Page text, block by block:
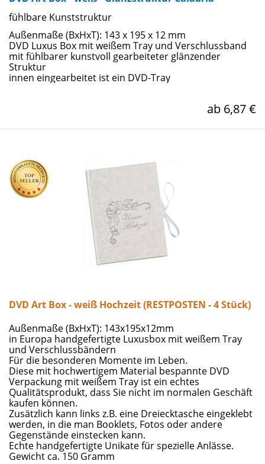
fühlbare Kunststruktur
Außenmaße (BxHxT): 143 x 195 x 12 mm
DVD Luxus Box mit weißem Tray und Verschlussband
mit fühlbarer kunstvoll gearbeiteter glänzender
Struktur
innen eingearbeitet ist ein DVD-Tray
ab 6,87 €
DVD Art Box - weiß Hochzeit (RESTPOSTEN - 4 Stück)
Außenmaße (BxHxT): 143x195x12mm
in Europa handgefertigte Luxusbox mit weißem Tray
und Verschlussbändern
Für die besonderen Momente im Leben.
Diese mit hochwertigem Material bespannte DVD
Verpackung mit weißem Tray ist ein echtes
Qualitätsprodukt, dass Sie nicht im normalen Geschäft
kaufen können.
Zusätzlich kann links z.B. eine Dreiecktasche eingeklebt
werden, in die man Booklets, Fotos oder andere
Gegenstände einstecken kann.
Echte handgefertigte Unikate für spezielle Anlässe.
Gewicht ca. 150 Gramm